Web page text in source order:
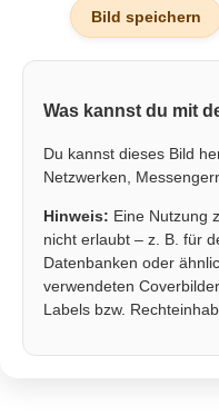
Bild speichern
Was kannst du mit
Du kannst dieses Bild
Netzwerken,
Hinweis: Eine Nutzung
nicht erlaubt – z. B. für
Datenbanken oder
verwendeten
Labels bzw.